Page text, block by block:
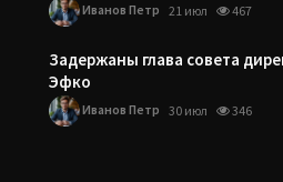
Иванов Петр 21 июл 467
Задержаны глава совета
Эфко
Иванов Петр 30 июл 346